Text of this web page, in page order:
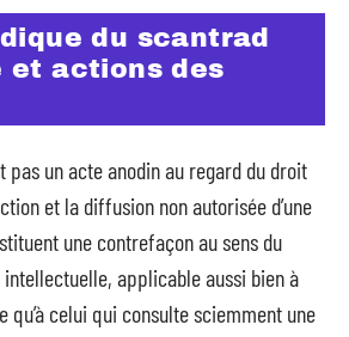
du scantrad
et actions des
pas un acte anodin au regard du droit
et la diffusion non autorisée d’une
une contrefaçon au sens du
applicable aussi bien à
qu’à celui qui consulte sciemment une